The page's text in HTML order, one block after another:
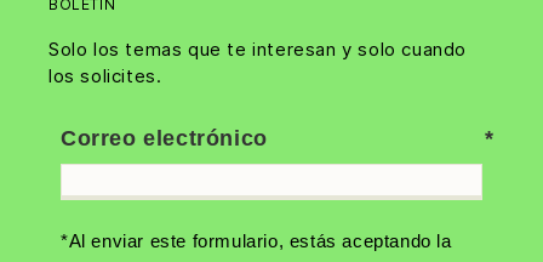
BOLETÍN
Solo los temas que te interesan y solo cuando
los solicites.
Correo electrónico
*Al enviar este formulario, estás aceptando la